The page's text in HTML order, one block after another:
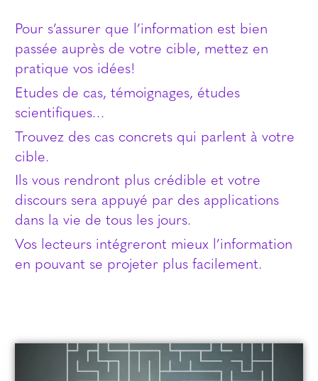
Pour s’assurer que l’information est bien
passée auprès de votre cible, mettez en
pratique vos idées!
Etudes de cas, témoignages, études
scientifiques…
Trouvez des cas concrets qui parlent à votre
cible.
Ils vous rendront plus crédible et votre
discours sera appuyé par des applications
dans la vie de tous les jours.
Vos lecteurs intégreront mieux l’information
en pouvant se projeter plus facilement.